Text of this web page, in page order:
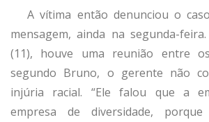
A vítima então denunciou o
mensagem, ainda na segunda-
(11), houve uma reunião entre
segundo Bruno, o gerente não
injúria racial. “Ele falou que a
empresa de diversidade,